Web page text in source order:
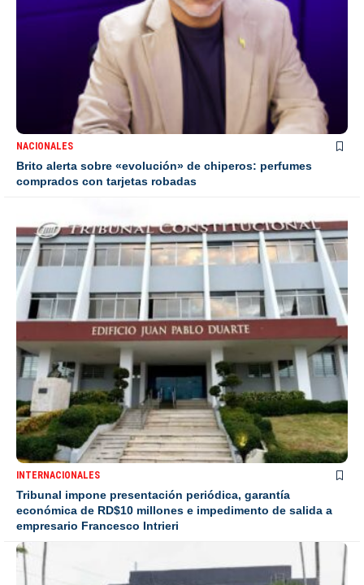
NACIONALES
Brito alerta sobre «evolución» de chiperos: perfumes
comprados con tarjetas robadas
INTERNACIONALES
Tribunal impone presentación periódica, garantía
económica de RD$10 millones e impedimento de salida a
empresario Francesco Intrieri